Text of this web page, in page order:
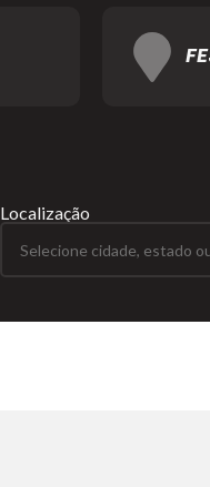
Localização